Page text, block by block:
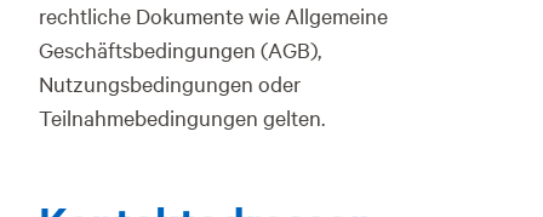
rechtliche Dokumente wie Allgemeine
Geschäftsbedingungen (AGB),
Nutzungsbedingungen oder
Teilnahmebedingungen gelten.